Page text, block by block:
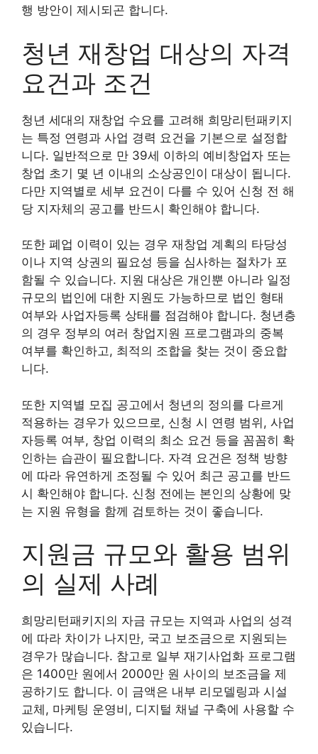
행 방안이 제시되곤 합니다.
청년 재창업 대상의 자격
요건과 조건
청년 세대의 재창업 수요를 고려해 희망리턴패키지
는 특정 연령과 사업 경력 요건을 기본으로 설정합
니다. 일반적으로 만 39세 이하의 예비창업자 또는
창업 초기 몇 년 이내의 소상공인이 대상이 됩니다.
다만 지역별로 세부 요건이 다를 수 있어 신청 전 해
당 지자체의 공고를 반드시 확인해야 합니다.
또한 폐업 이력이 있는 경우 재창업 계획의 타당성
이나 지역 상권의 필요성 등을 심사하는 절차가 포
함될 수 있습니다. 지원 대상은 개인뿐 아니라 일정
규모의 법인에 대한 지원도 가능하므로 법인 형태
여부와 사업자등록 상태를 점검해야 합니다. 청년층
의 경우 정부의 여러 창업지원 프로그램과의 중복
여부를 확인하고, 최적의 조합을 찾는 것이 중요합
니다.
또한 지역별 모집 공고에서 청년의 정의를 다르게
적용하는 경우가 있으므로, 신청 시 연령 범위, 사업
자등록 여부, 창업 이력의 최소 요건 등을 꼼꼼히 확
인하는 습관이 필요합니다. 자격 요건은 정책 방향
에 따라 유연하게 조정될 수 있어 최근 공고를 반드
시 확인해야 합니다. 신청 전에는 본인의 상황에 맞
는 지원 유형을 함께 검토하는 것이 좋습니다.
지원금 규모와 활용 범위
의 실제 사례
희망리턴패키지의 자금 규모는 지역과 사업의 성격
에 따라 차이가 나지만, 국고 보조금으로 지원되는
경우가 많습니다. 참고로 일부 재기사업화 프로그램
은 1400만 원에서 2000만 원 사이의 보조금을 제
공하기도 합니다. 이 금액은 내부 리모델링과 시설
교체, 마케팅 운영비, 디지털 채널 구축에 사용할 수
있습니다.